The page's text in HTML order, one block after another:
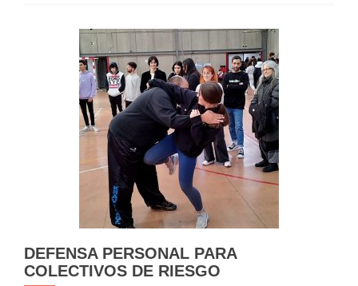
DEFENSA PERSONAL PARA
COLECTIVOS DE RIESGO